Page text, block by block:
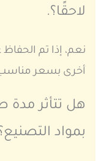
لاحقًا؟.
نعم، إذا تم
أخرى بسعر
هل تتأثر مدة
بمواد